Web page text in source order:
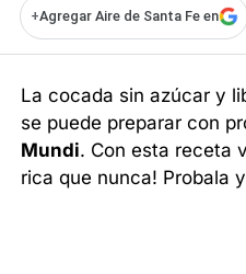
+Agregar Aire de Santa Fe en
La cocada sin azúcar y
se puede preparar con
Mundi. Con esta receta
rica que nunca! Probala